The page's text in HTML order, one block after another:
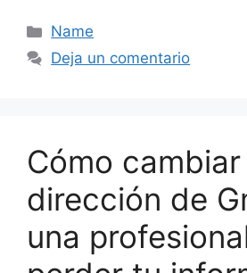
Categorías
Name
Deja un comentario
Cómo
dirección de
una